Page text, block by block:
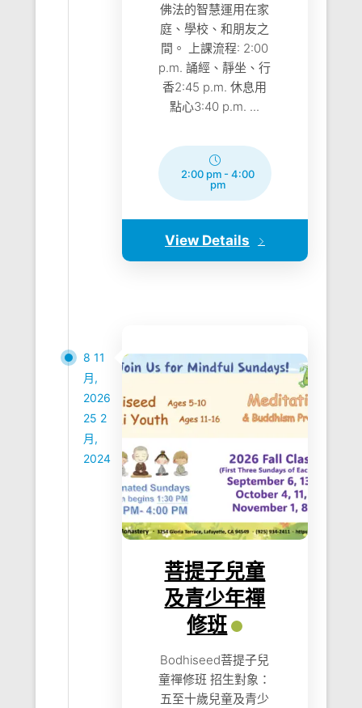
佛法的智慧運用在家
庭、學校、和朋友之
間。 上課流程: 2:00
p.m. 誦經、靜坐、行
香2:45 p.m. 休息用
點心3:40 p.m. ...
2:00 pm- 4:00
pm
View Details
8 11
月,
2026
25 2
月,
2024
菩提子兒童
及青少年禪
修班
Bodhiseed菩提子兒
童禪修班 招生對象：
五至十歲兒童及青少